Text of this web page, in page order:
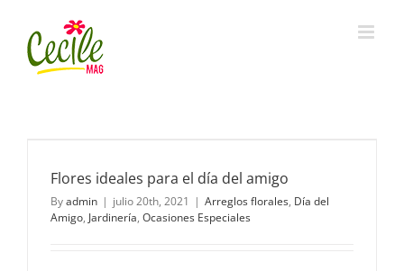
content
Flores ideales para el día del amigo
Byadmin | julio 20th, 2021 | Arreglos florales, Día del
Amigo, Jardinería, Ocasiones Especiales